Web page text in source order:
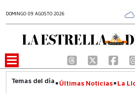
DOMINGO 09 AGOSTO 2026
Últimas Noticias La